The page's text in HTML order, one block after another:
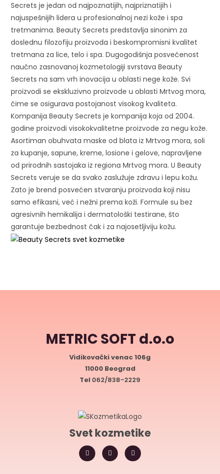
Secrets je jedan od najpoznatijih, najpriznatijih i
najuspešnijih lidera u profesionalnoj nezi kože i spa
tretmanima. Beauty Secrets predstavlja sinonim za
doslednu filozofiju proizvoda i beskompromisni kvalitet
tretmana za lice, telo i spa. Dugogodišnja posvećenost
naučno zasnovanoj kozmetologiji svrstava Beauty
Secrets na sam vrh inovacija u oblasti nege kože. Svi
proizvodi se ekskluzivno proizvode u oblasti Mrtvog mora,
čime se osigurava postojanost visokog kvaliteta.
Kompanija Beauty Secrets je kompanija koja od 2004.
godine proizvodi visokokvalitetne proizvode za negu kože.
Asortiman obuhvata maske od blata iz Mrtvog mora, soli
za kupanje, sapune, kreme, losione i gelove, napravljene
od prirodnih sastojaka iz regiona Mrtvog mora. U Beauty
Secrets veruje se da svako zaslužuje zdravu i lepu kožu.
Zato je brend posvećen stvaranju proizvoda koji nisu
samo efikasni, već i nežni prema koži. Formule su bez
agresivnih hemikalija i dermatološki testirane, što
garantuje bezbednost čak i za najosetljiviju kožu.
METRIC SOFT d.o.o
Vidikovački venac 106g
11000 Beograd
Tel 062/838-2229
Svet kozmetike